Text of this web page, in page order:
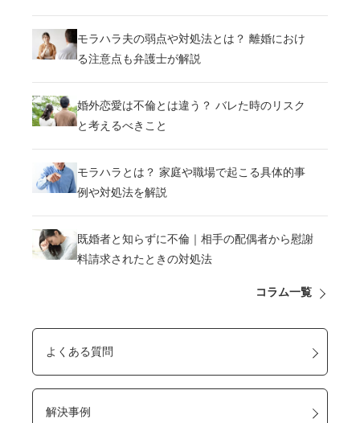
モラハラ夫の弱点や対処法とは？ 離婚におけ
る注意点も弁護士が解説
婚外恋愛は不倫とは違う？ バレた時のリスク
と考えるべきこと
モラハラとは？ 家庭や職場で起こる具体的事
例や対処法を解説
既婚者と知らずに不倫｜相手の配偶者から慰謝
料請求されたときの対処法
コラム一覧
よくある質問
解決事例